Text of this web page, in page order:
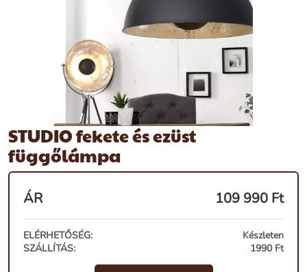
STUDIO fekete és ezüst
függőlámpa
ÁR 109 990 Ft
ELÉRHETŐSÉG:
Készleten
SZÁLLÍTÁS:
1990 Ft